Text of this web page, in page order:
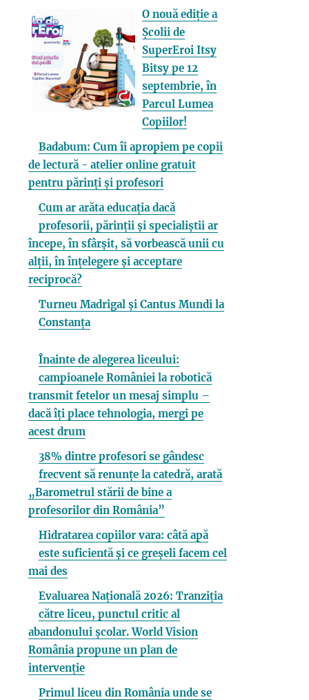
O nouă ediție a
Școlii de
SuperEroi Itsy
Bitsy pe 12
septembrie, în
Parcul Lumea
Copiilor!
Badabum: Cum îi apropiem pe copii
de lectură - atelier online gratuit
pentru părinți și profesori
Cum ar arăta educația dacă
profesorii, părinții și specialiștii ar
începe, în sfârșit, să vorbească unii cu
alții, în înțelegere și acceptare
reciprocă?
Turneu Madrigal și Cantus Mundi la
Constanța
Înainte de alegerea liceului:
campioanele României la robotică
transmit fetelor un mesaj simplu –
dacă îți place tehnologia, mergi pe
acest drum
38% dintre profesori se gândesc
frecvent să renunțe la catedră, arată
„Barometrul stării de bine a
profesorilor din România”
Hidratarea copiilor vara: câtă apă
este suficientă și ce greșeli facem cel
mai des
Evaluarea Națională 2026: Tranziția
către liceu, punctul critic al
abandonului școlar. World Vision
România propune un plan de
intervenție
Primul liceu din România unde se